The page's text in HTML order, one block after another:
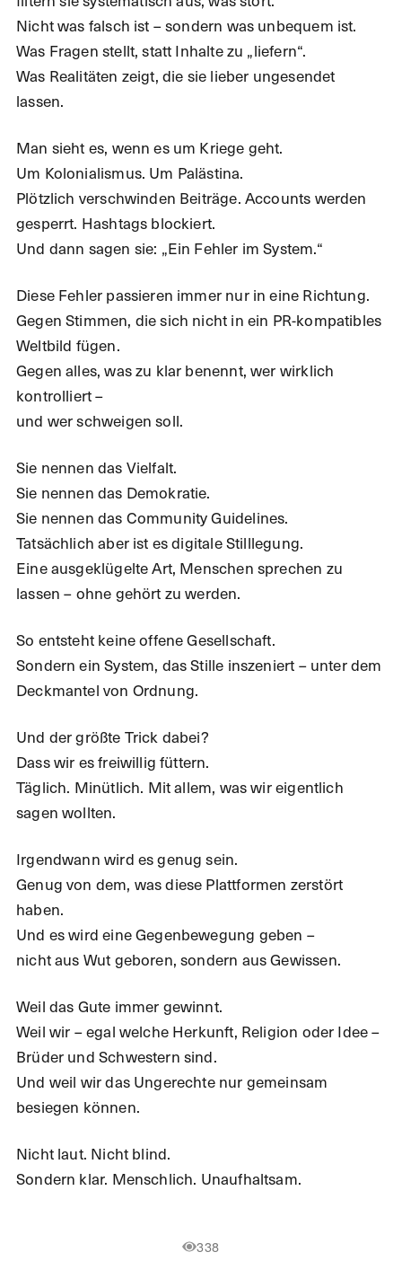
Nicht was falsch ist – sondern was unbequem ist.
Was Fragen stellt, statt Inhalte zu „liefern“.
Was Realitäten zeigt, die sie lieber ungesendet
lassen.
Man sieht es, wenn es um Kriege geht.
Um Kolonialismus. Um Palästina.
Plötzlich verschwinden Beiträge. Accounts werden
gesperrt. Hashtags blockiert.
Und dann sagen sie: „Ein Fehler im System.“
Diese Fehler passieren immer nur in eine Richtung.
Gegen Stimmen, die sich nicht in ein PR-kompatibles
Weltbild fügen.
Gegen alles, was zu klar benennt, wer wirklich
kontrolliert –
und wer schweigen soll.
Sie nennen das Vielfalt.
Sie nennen das Demokratie.
Sie nennen das Community Guidelines.
Tatsächlich aber ist es digitale Stilllegung.
Eine ausgeklügelte Art, Menschen sprechen zu
lassen – ohne gehört zu werden.
So entsteht keine offene Gesellschaft.
Sondern ein System, das Stille inszeniert – unter dem
Deckmantel von Ordnung.
Und der größte Trick dabei?
Dass wir es freiwillig füttern.
Täglich. Minütlich. Mit allem, was wir eigentlich
sagen wollten.
Irgendwann wird es genug sein.
Genug von dem, was diese Plattformen zerstört
haben.
Und es wird eine Gegenbewegung geben –
nicht aus Wut geboren, sondern aus Gewissen.
Weil das Gute immer gewinnt.
Weil wir – egal welche Herkunft, Religion oder Idee –
Brüder und Schwestern sind.
Und weil wir das Ungerechte nur gemeinsam
besiegen können.
Nicht laut. Nicht blind.
Sondern klar. Menschlich. Unaufhaltsam.
338